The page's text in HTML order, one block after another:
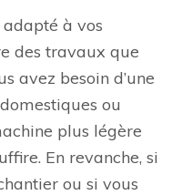
à vos
des travaux que
avez besoin d’une
ou
plus légère
En revanche, si
ou si vous